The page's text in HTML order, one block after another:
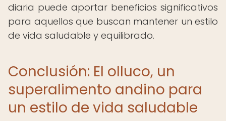
diaria puede aportar beneficios significativos
para aquellos que buscan mantener un estilo
de vida saludable y equilibrado.
Conclusión: El olluco, un
superalimento andino para
un estilo de vida saludable